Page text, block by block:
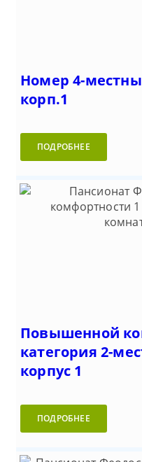
Номер 4-
корп.1
ПОДРОБНЕЕ
Повышенной
категория 2-
корпус 1
ПОДРОБНЕЕ